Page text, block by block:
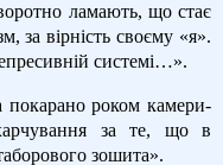
ламають, що стає
за вірність своєму «я».
системі…».
покарано роком камери-
за те, що в
зошита».